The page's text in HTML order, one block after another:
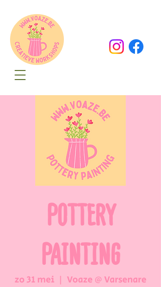
POTTERY
PAINTING
zo 31 mei
  |
Voaze @ Varsenare